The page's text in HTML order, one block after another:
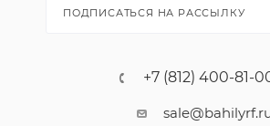
ПОДПИСАТЬСЯ НА РАССЫЛКУ
+7 (812) 400-81-